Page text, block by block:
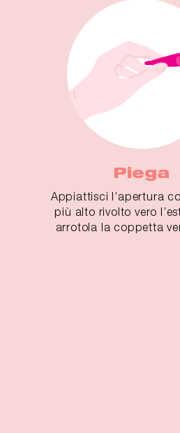
Piega
Appiattisci l’apertura
più alto rivolto vero
arrotola la coppetta